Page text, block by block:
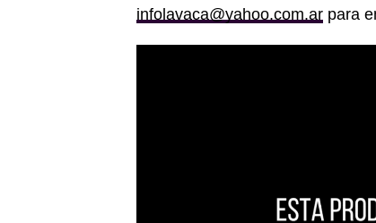
infolavaca@yahoo.com.ar para